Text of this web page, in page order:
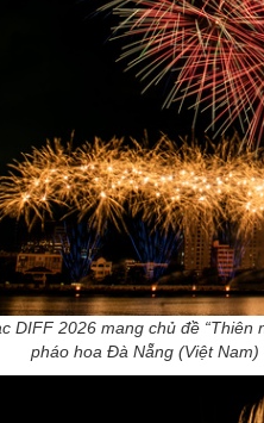
DIFF 2026 mang chủ đề
pháo hoa Đà Nẵng (Việt